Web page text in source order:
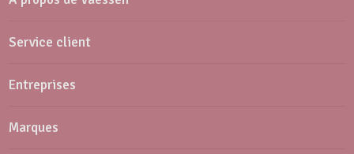
Service client
Entreprises
Marques